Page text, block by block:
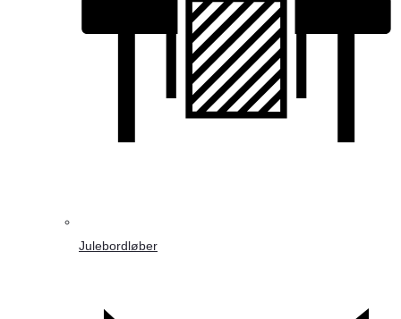
Julebordløber